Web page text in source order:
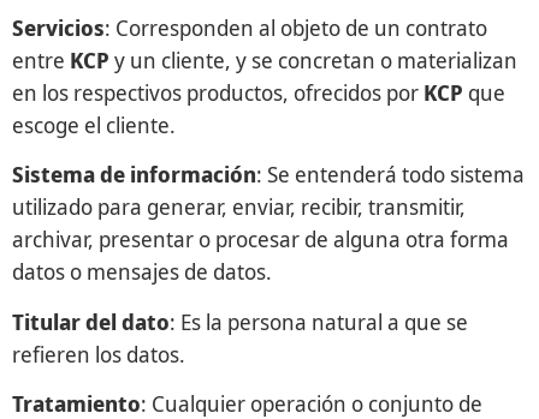
Servicios: Corresponden al objeto de un contrato
entre KCP y un cliente, y se concretan o materializan
en los respectivos productos, ofrecidos por KCP que
escoge el cliente.
Sistema de información: Se entenderá todo sistema
utilizado para generar, enviar, recibir, transmitir,
archivar, presentar o procesar de alguna otra forma
datos o mensajes de datos.
Titular del dato: Es la persona natural a que se
refieren los datos.
Tratamiento: Cualquier operación o conjunto de